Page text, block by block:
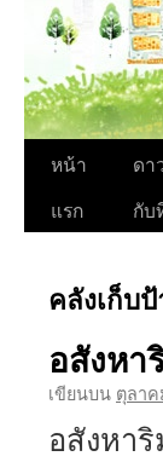
หน้า
แรก
ดา
กับ
คลังเก็บ
อสังหา
เขียนบน ตุลาค
อสังหา